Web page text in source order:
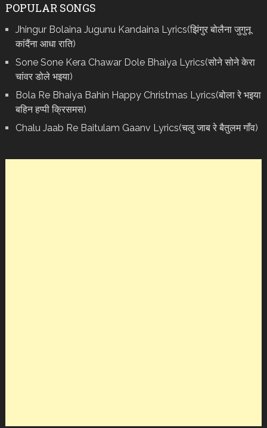
POPULAR SONGS
Jhingur Bolaina Jugunu Kandaina Lyrics(झिंगुर बोलैना जुगुनू
कांदैंना आधा राति)
Sone Sone Kera Chawar Dole Bhaiya Lyrics(सोने सोने केरा
चांवर डोले भइया)
Bola Re Bh‌aiya Bahin Happy Christmas Lyrics(बोला रे भ‌इया
बहिन हप्पी क्रिसमस)
Chalu Jaab Re Baitulam Gaanv Lyrics(चलु जाब रे बैतुलम गाँव)